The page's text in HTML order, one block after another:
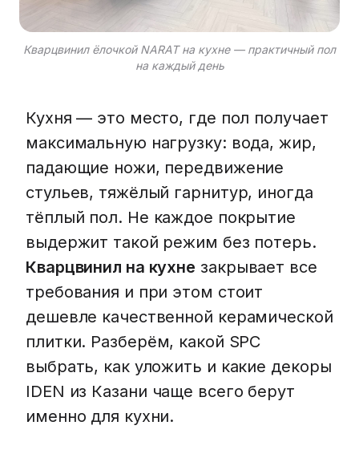
Кварцвинил ёлочкой NARAT на кухне — практичный пол
на каждый день
Кухня — это место, где пол получает
максимальную нагрузку: вода, жир,
падающие ножи, передвижение
стульев, тяжёлый гарнитур, иногда
тёплый пол. Не каждое покрытие
выдержит такой режим без потерь.
Кварцвинил на кухне закрывает все
требования и при этом стоит
дешевле качественной керамической
плитки. Разберём, какой SPC
выбрать, как уложить и какие декоры
IDEN из Казани чаще всего берут
именно для кухни.